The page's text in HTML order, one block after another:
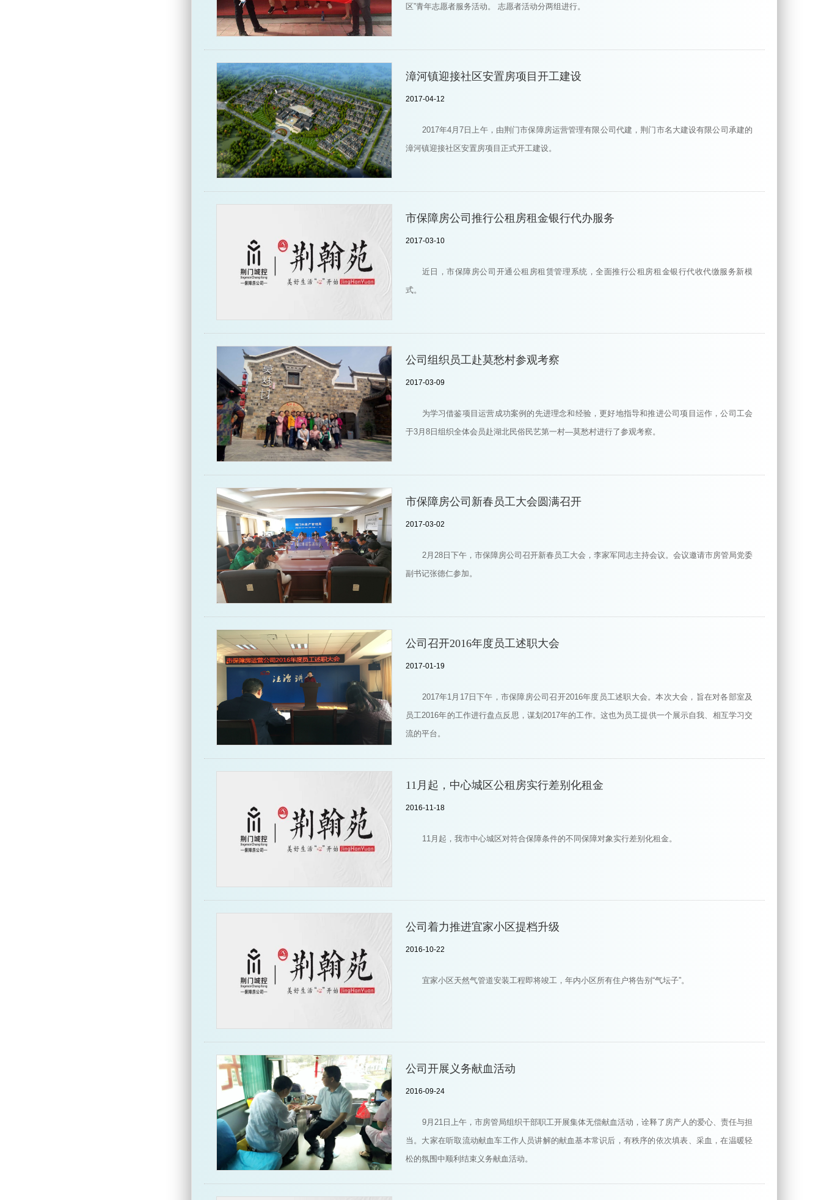
区”青年志愿者服务活动。 志愿者活动分两组进行。
漳河镇迎接社区安置房项目开工建设
2017-04-12
2017年4月7日上午，由荆门市保障房运营管理有限公司代建，荆门市名大建设有限公司承建的
漳河镇迎接社区安置房项目正式开工建设。
市保障房公司推行公租房租金银行代办服务
2017-03-10
近日，市保障房公司开通公租房租赁管理系统，全面推行公租房租金银行代收代缴服务新模
式。
公司组织员工赴莫愁村参观考察
2017-03-09
为学习借鉴项目运营成功案例的先进理念和经验，更好地指导和推进公司项目运作，公司工会
于3月8日组织全体会员赴湖北民俗民艺第一村—莫愁村进行了参观考察。
市保障房公司新春员工大会圆满召开
2017-03-02
2月28日下午，市保障房公司召开新春员工大会，李家军同志主持会议。会议邀请市房管局党委
副书记张德仁参加。
公司召开2016年度员工述职大会
2017-01-19
2017年1月17日下午，市保障房公司召开2016年度员工述职大会。本次大会，旨在对各部室及
员工2016年的工作进行盘点反思，谋划2017年的工作。这也为员工提供一个展示自我、相互学习交
流的平台。
11月起，中心城区公租房实行差别化租金
2016-11-18
11月起，我市中心城区对符合保障条件的不同保障对象实行差别化租金。
公司着力推进宜家小区提档升级
2016-10-22
宜家小区天然气管道安装工程即将竣工，年内小区所有住户将告别“气坛子”。
公司开展义务献血活动
2016-09-24
9月21日上午，市房管局组织干部职工开展集体无偿献血活动，诠释了房产人的爱心、责任与担
当。大家在听取流动献血车工作人员讲解的献血基本常识后，有秩序的依次填表、采血，在温暖轻
松的氛围中顺利结束义务献血活动。